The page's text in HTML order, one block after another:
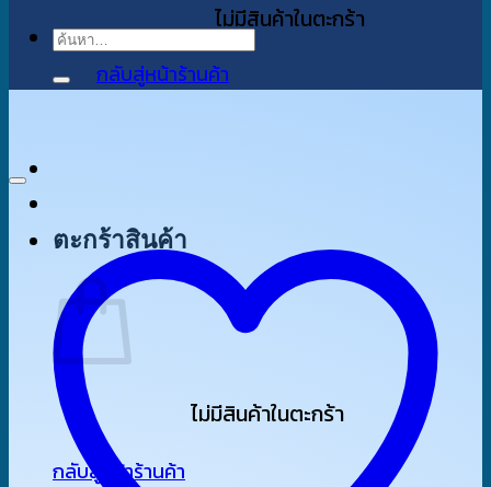
ไม่มีสินค้าในตะกร้า
กลับสู่หน้าร้านค้า
ตะกร้าสินค้า
ไม่มีสินค้าในตะกร้า
กลับสู่หน้าร้านค้า
ค้นหา: